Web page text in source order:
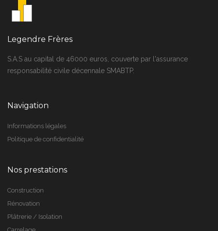
Legendre Frères
S.A.S au capital de 46000 euros, couverte par l'assurance
responsabilité civile décennale SMABTP.
Navigation
Informations légales
Politique de confidentialité
Nos prestations
Construction
Rénovation
Plâtrerie / Isolation